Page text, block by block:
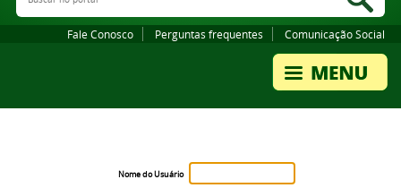
Fale Conosco Perguntas frequentes Comunicação Social
Nome do Usuário